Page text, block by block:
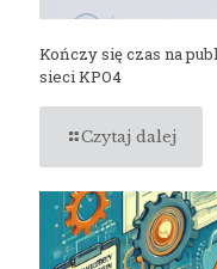
Kończy się czas na
sieci KPO4
Czytaj dalej